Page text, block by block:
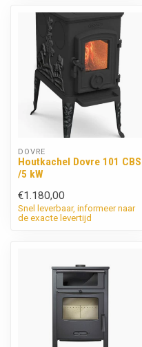
DOVRE
Houtkachel Dovre 101 CBS
/5 kW
€1.180,00
Snel leverbaar, informeer naar
de exacte levertijd